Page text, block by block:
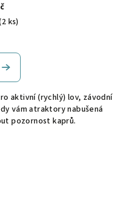
ks)
aktivní (rychlý) lov, závodní
vám atraktory nabušená
pozornost kaprů.